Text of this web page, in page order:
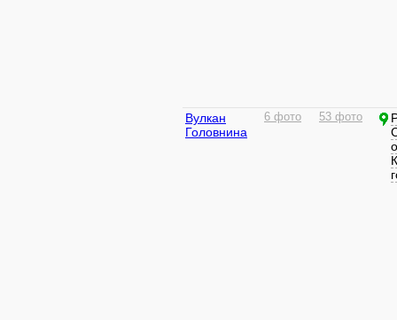
Вулкан
Головнина
6 фото 53 фото